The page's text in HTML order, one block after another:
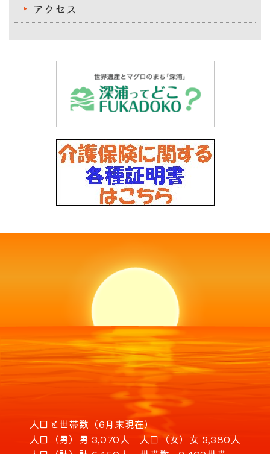
アクセス
人口と世帯数（6月末現在）
人口（男） 男 3,070人 人口（女） 女 3,380人